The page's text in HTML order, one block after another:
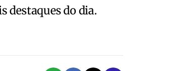
destaques do dia.